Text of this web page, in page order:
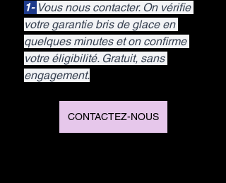
1- Vous nous contacter. On vérifie
votre garantie bris de glace en
quelques minutes et on confirme
votre éligibilité. Gratuit, sans
engagement.
CONTACTEZ-NOUS